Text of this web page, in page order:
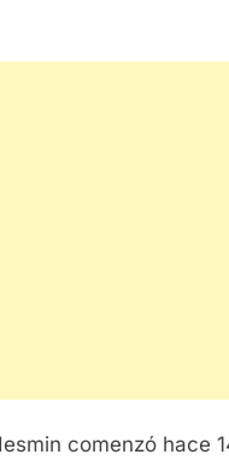
comenzó hace